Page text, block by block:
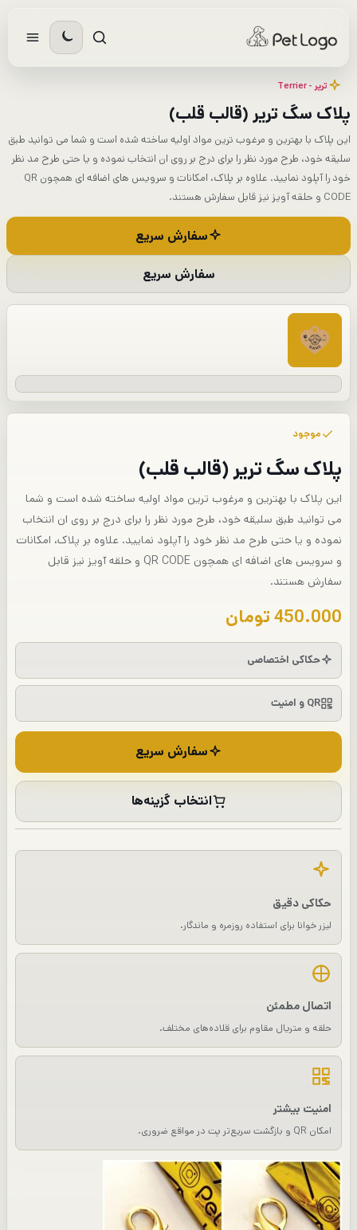
تریر - Terrier
پلاک سگ تریر (قالب قلب)
این پلاک با بهترین و مرغوب ترین مواد اولیه ساخته شده است و شما می توانید طبق
سلیقه خود، طرح مورد نظر را برای درج بر روی ان انتخاب نموده و یا حتی طرح مد نظر
خود را آپلود نمایید. علاوه بر پلاک، امکانات و سرویس های اضافه ای همچون QR
CODE و حلقه آویز نیز قابل سفارش هستند.
سفارش سریع
سفارش سریع
موجود
پلاک سگ تریر (قالب قلب)
این پلاک با بهترین و مرغوب ترین مواد اولیه ساخته شده است و شما
می توانید طبق سلیقه خود، طرح مورد نظر را برای درج بر روی ان انتخاب
نموده و یا حتی طرح مد نظر خود را آپلود نمایید. علاوه بر پلاک، امکانات
و سرویس های اضافه ای همچون QR CODE و حلقه آویز نیز قابل
سفارش هستند.
450.000تومان
حکاکی اختصاصی
QR و امنیت
سفارش سریع
انتخاب گزینه‌ها
حکاکی دقیق
لیزر خوانا برای استفاده روزمره و ماندگار.
اتصال مطمئن
حلقه و متریال مقاوم برای قلاده‌های مختلف.
امنیت بیشتر
امکان QR و بازگشت سریع‌تر پت در مواقع ضروری.